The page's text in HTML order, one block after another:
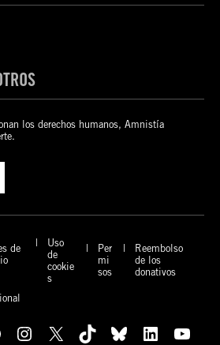
los derechos humanos, Amnistía
de
Uso
de
cookie
s
Per
mi
sos
Reembolso
de los
donativos
Instagram X TikTok Bluesky LinkedIn YouTube